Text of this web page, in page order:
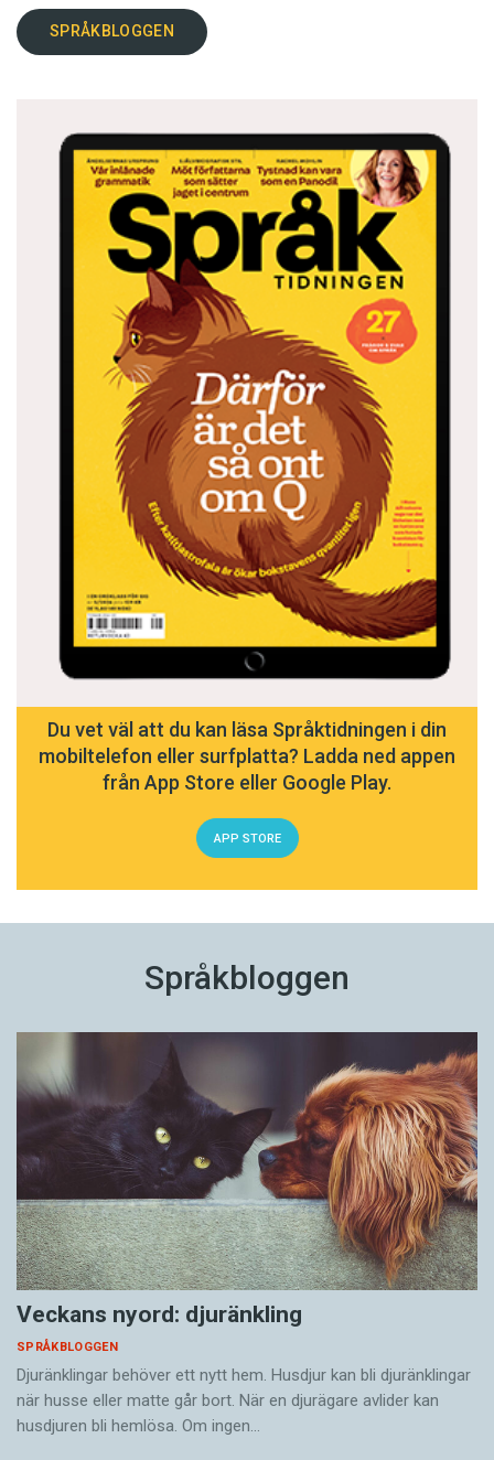
SPRÅKBLOGGEN
Du vet väl att du kan läsa Språktidningen i din
mobiltelefon eller surfplatta? Ladda ned appen
från App Store eller Google Play.
APP STORE
Språkbloggen
Veckans nyord: djuränkling
SPRÅKBLOGGEN
Djuränklingar behöver ett nytt hem. Husdjur kan bli djuränklingar
när husse eller matte går bort. När en djurägare avlider kan
husdjuren bli hemlösa. Om ingen…